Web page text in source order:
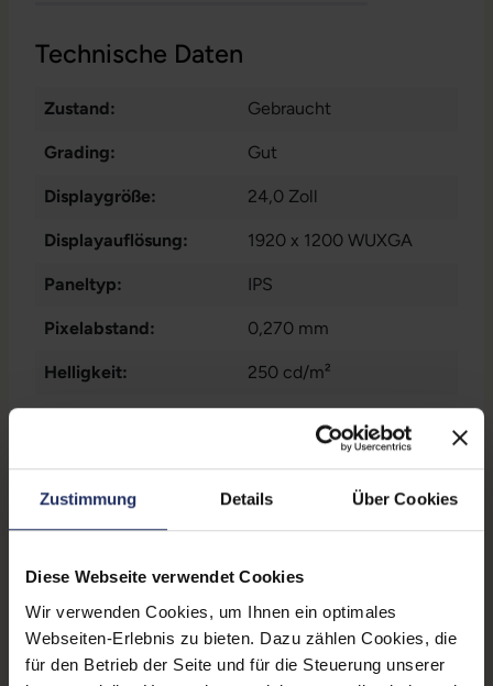
Zustimmung Details Über Cookies
Diese Webseite verwendet Cookies
Wir verwenden Cookies, um Ihnen ein optimales
Webseiten-Erlebnis zu bieten. Dazu zählen Cookies, die
für den Betrieb der Seite und für die Steuerung unserer
Technische Daten
Zustand: Gebraucht
Grading: Gut
Displaygröße: 24,0 Zoll
Displayauflösung: 1920 x 1200 WUXGA
Paneltyp: IPS
Pixelabstand: 0,270 mm
Helligkeit: 250 cd/m²
Kontrast: 1000:1
Neigbar, Pivot-Funktion
Schwenkbar